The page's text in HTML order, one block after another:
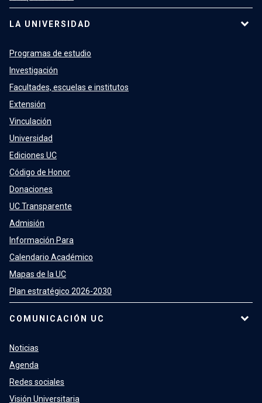
LA UNIVERSIDAD
Programas de estudio
Investigación
Facultades, escuelas e institutos
Extensión
Vinculación
Universidad
Ediciones UC
Código de Honor
Donaciones
UC Transparente
Admisión
Información Para
Calendario Académico
Mapas de la UC
Plan estratégico 2026-2030
COMUNICACIÓN UC
Noticias
Agenda
Redes sociales
Visión Universitaria